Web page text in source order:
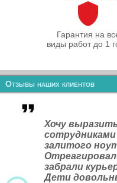
Гарантия на
виды работ до 1
Отзывы наших клиентов
Хочу
залитого
забрали
Дети